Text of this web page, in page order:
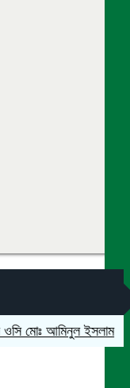
মোঃ আমিনুল ইসলাম মদনে